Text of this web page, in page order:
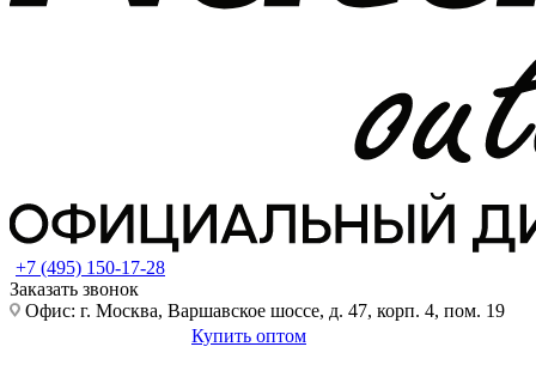
+7 (495) 150-17-28
Заказать звонок
Офис: г. Москва, Варшавское шоссе, д. 47, корп. 4, пом. 19
Купить оптом